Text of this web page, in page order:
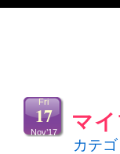
マ
Fri
17
Nov’17
カテ